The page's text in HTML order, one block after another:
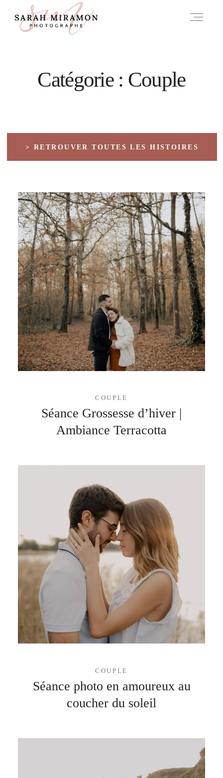
Catégorie : Couple
> RETROUVER TOUTES LES HISTOIRES
COUPLE
Séance Grossesse d’hiver |
Ambiance Terracotta
COUPLE
Séance photo en amoureux au
coucher du soleil